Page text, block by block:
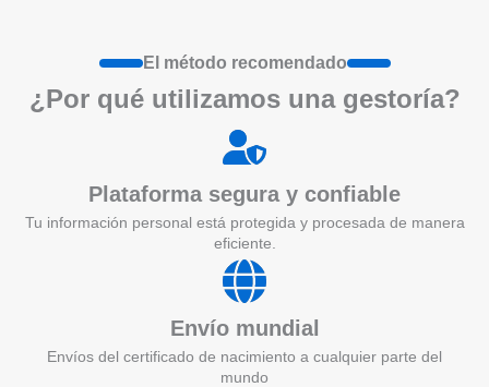
El método recomendado
¿Por qué utilizamos una gestoría?
Plataforma segura y confiable
Tu información personal está protegida y procesada de manera
eficiente.
Envío mundial
Envíos del certificado de nacimiento a cualquier parte del
mundo